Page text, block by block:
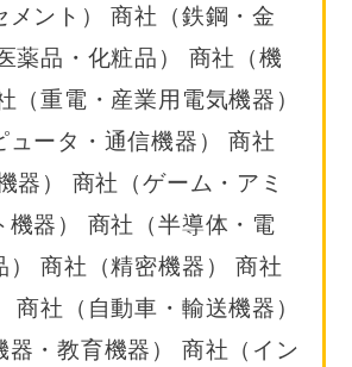
メント） 商社（鉄鋼・金
薬品・化粧品） 商社（機
（重電・産業用電気機器）
ュータ・通信機器） 商社
器） 商社（ゲーム・アミ
機器） 商社（半導体・電
） 商社（精密機器） 商社
商社（自動車・輸送機器）
器・教育機器） 商社（イン